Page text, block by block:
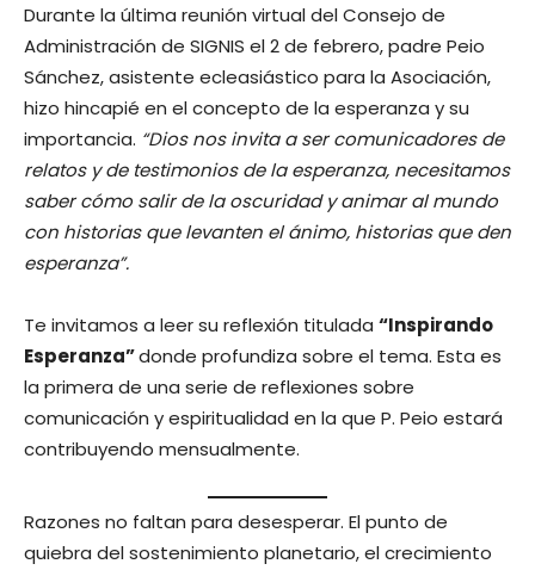
Durante la última reunión virtual del Consejo de
Administración de SIGNIS el 2 de febrero, padre Peio
Sánchez, asistente ecleasiástico para la Asociación,
hizo hincapié en el concepto de la esperanza y su
importancia. “Dios nos invita a ser comunicadores de
relatos y de testimonios de la esperanza, necesitamos
saber cómo salir de la oscuridad y animar al mundo
con historias que levanten el ánimo, historias que den
esperanza”.
Te invitamos a leer su reflexión titulada “Inspirando
Esperanza”donde profundiza sobre el tema. Esta es
la primera de una serie de reflexiones sobre
comunicación y espiritualidad en la que P. Peio estará
contribuyendo mensualmente.
Razones no faltan para desesperar. El punto de
quiebra del sostenimiento planetario, el crecimiento